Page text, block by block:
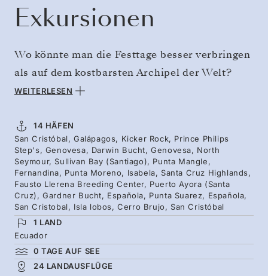
Exkursionen
Wo könnte man die Festtage besser verbringen
als auf dem kostbarsten Archipel der Welt?
Eine außergewöhnliche Reise führt nordwärts
Fregattvögel auf Vulkanfelsen nisten, während
tropische Rifffische in der eingestürzten
Caldera darunter herumflitzen. Entdecken Sie
anschließend die westlichen Inseln, die Heimat
von Meeresschildkröten, Pinguinen und
Meerechsen sind, bevor Sie auf die
Riesenschildkröten von Santa Cruz treffen.
Besuchen Sie die abgelegene Insel Española,
wo Sie vor ihrer Wanderung noch die
WEITERLESEN
14 HÄFEN
San Cristóbal, Galápagos, Kicker Rock, Prince Philips
Step's, Genovesa, Darwin Bucht, Genovesa, North
Seymour, Sullivan Bay (Santiago), Punta Mangle,
Fernandina, Punta Moreno, Isabela, Santa Cruz Highlands,
Fausto Llerena Breeding Center, Puerto Ayora (Santa
Cruz), Gardner Bucht, Española, Punta Suarez, Española,
San Cristobal, Isla lobos, Cerro Brujo, San Cristóbal
1 LAND
Ecuador
0 TAGE AUF SEE
24 LANDAUSFLÜGE